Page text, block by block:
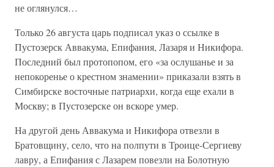
не оглянулся…
Только 26 августа царь подписал указ о ссылке в
Пустозерск Аввакума, Епифания, Лазаря и Никифора.
Последний был протопопом, его «за ослушанье и за
непокоренье о крестном знамении» приказали взять в
Симбирске восточные патриархи, когда еще ехали в
Москву; в Пустозерске он вскоре умер.
На другой день Аввакума и Никифора отвезли в
Братовщину, село, что на полпути в Троице-Сергиеву
лавру, а Епифания с Лазарем повезли на Болотную